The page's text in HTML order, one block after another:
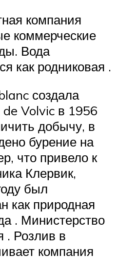
компания
коммерческие
Вода
как родниковая .
создала
Volvic в 1956
добычу, в
бурение на
что привело к
Клервик,
был
как природная
. Министерство
. Розлив в
компания